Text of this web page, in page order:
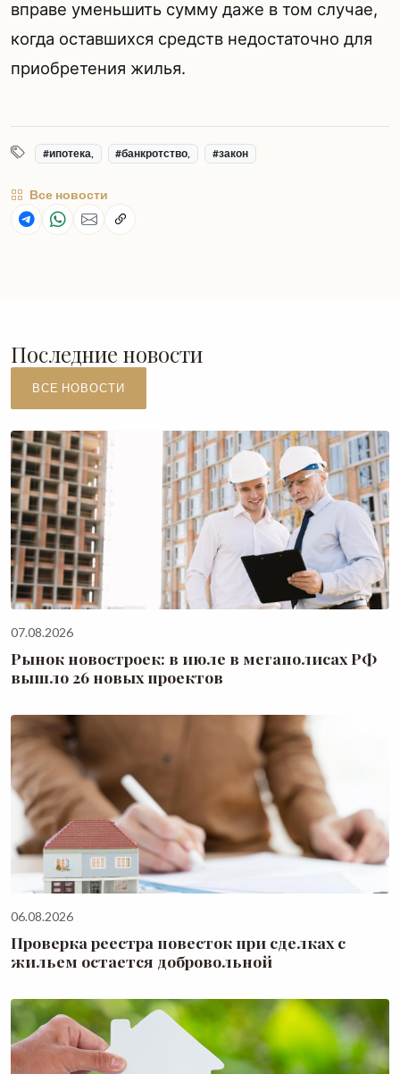
вправе уменьшить сумму даже в том случае,
когда оставшихся средств недостаточно для
приобретения жилья.
#ипотека, #банкротство, #закон
Все новости
Последние новости
ВСЕ НОВОСТИ
07.08.2026
Рынок новостроек: в июле в мегаполисах РФ
вышло 26 новых проектов
06.08.2026
Проверка реестра повесток при сделках с
жильем остается добровольной